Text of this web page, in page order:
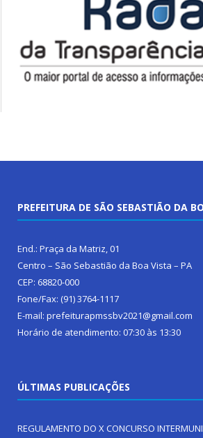
PREFEITURA DE SÃO SEBASTIÃO DA
End.: Praça da Matriz, 01
Centro – São Sebastião da Boa Vista – PA
CEP: 68820-000
Fone/Fax: (91) 3764-1117
E-mail: prefeiturapmssbv2021@gmail.com
Horário de atendimento: 07:30 às 13:30
ÚLTIMAS PUBLICAÇÕES
REGULAMENTO DO X CONCURSO